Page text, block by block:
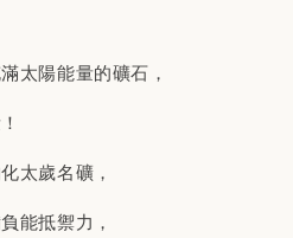
太陽能量的礦石，
太歲名礦，
能抵禦力，